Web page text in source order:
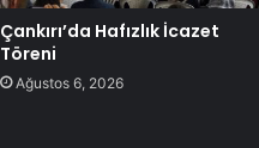
Çankırı’da Hafızlık İcazet
Töreni
Ağustos 6, 2026